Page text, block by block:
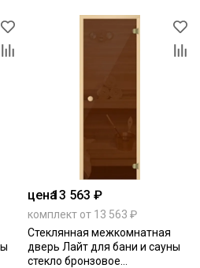
цена13 563 ₽
комплект от 13 563 ₽
Стеклянная межкомнатная
дверь Лайт для бани и сауны
стекло бронзовое